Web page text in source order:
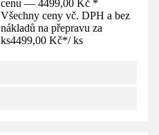
cenu — 4499,00 Kč *
Všechny ceny vč. DPH a bez
nákladů na přepravu za
ks4499,00 Kč*/ ks